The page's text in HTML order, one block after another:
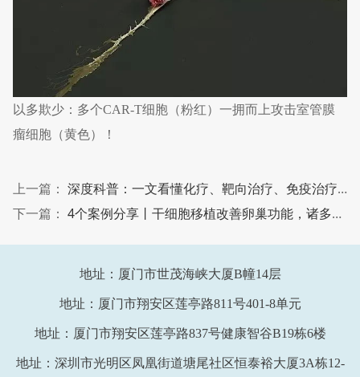
以多欺少：多个CAR-T细胞（粉红）一拥而上攻击室管膜
瘤细胞（黄色）！
上一篇： 深度科普：一文看懂化疗、靶向治疗、免疫治疗有何区别？
下一篇： 4个案例分享丨干细胞移植改善卵巢功能，诸多女性成功妊娠分娩
地址：厦门市世茂海峡大厦B幢14层
地址：厦门市翔安区莲亭路811号401-8单元
地址：厦门市翔安区莲亭路837号健康智谷B19栋6楼
地址：深圳市光明区凤凰街道塘尾社区恒泰裕大厦3A栋12-